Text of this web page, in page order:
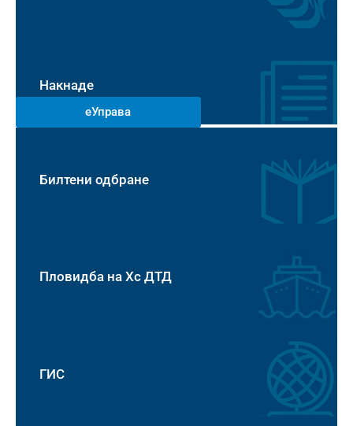
Накнаде
еУправа
Билтени одбране
Пловидба на Хс ДТД
ГИС